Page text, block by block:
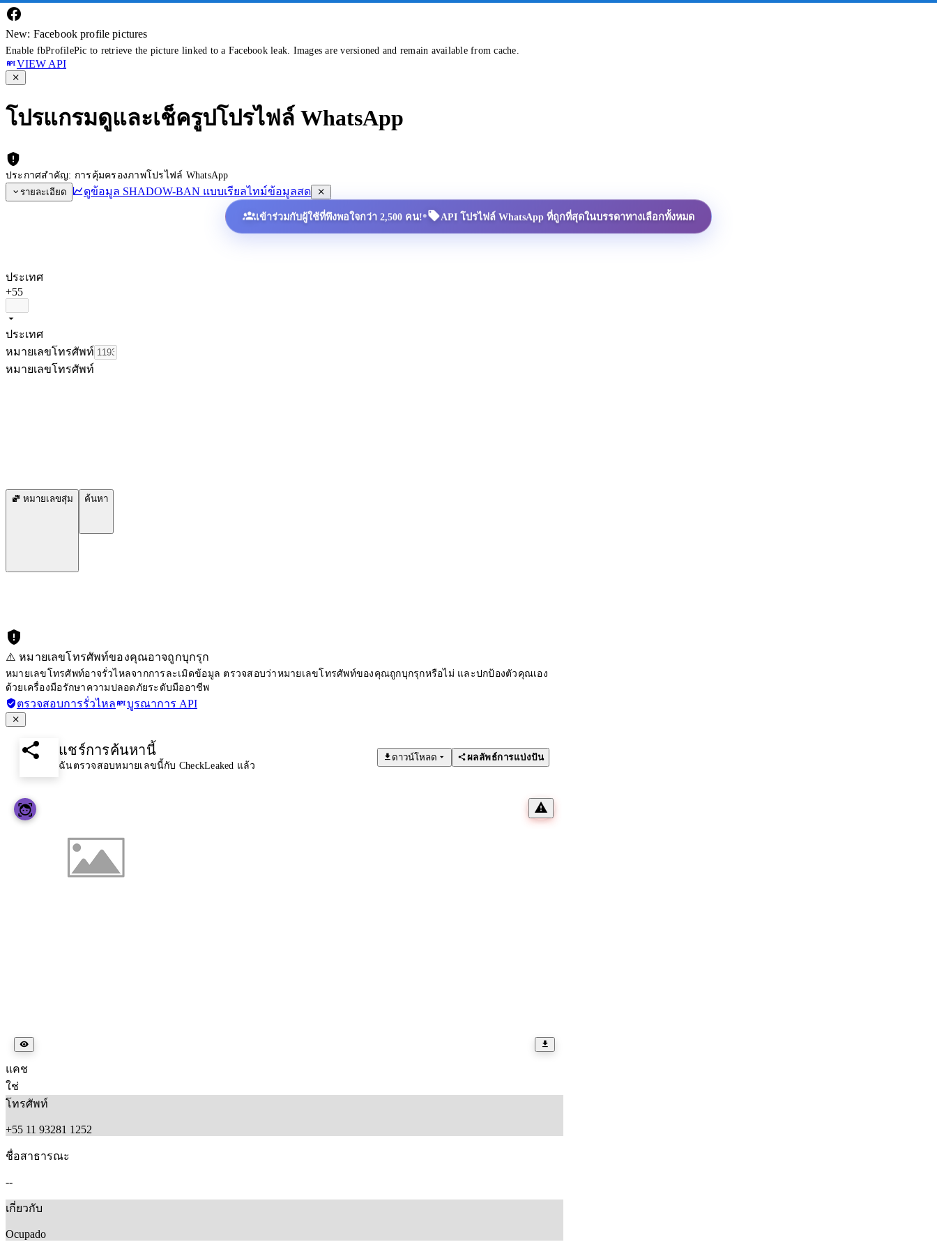
New: Facebook profile pictures
Enable fbProfilePic to retrieve the picture linked to a Facebook leak. Images are versioned and remain available from cache.
VIEW API
โปรแกรมดูและเช็ครูปโปรไฟล์ WhatsApp
ประกาศสำคัญ: การคุ้มครองภาพโปรไฟล์ WhatsApp
รายละเอียด
ดูข้อมูล SHADOW-BAN แบบเรียลไทม์ข้อมูลสด
เข้าร่วมกับผู้ใช้ที่พึงพอใจกว่า 2,500 คน!• API โปรไฟล์ WhatsApp ที่ถูกที่สุดในบรรดาทางเลือกทั้งหมด
ประเทศ
+55
ประเทศ
หมายเลขโทรศัพท์
หมายเลขโทรศัพท์
หมายเลขสุ่ม ค้นหา
⚠️ หมายเลขโทรศัพท์ของคุณอาจถูกบุกรุก
หมายเลขโทรศัพท์อาจรั่วไหลจากการละเมิดข้อมูล ตรวจสอบว่าหมายเลขโทรศัพท์ของคุณถูกบุกรุกหรือไม่ และปกป้องตัวคุณเอง
ด้วยเครื่องมือรักษาความปลอดภัยระดับมืออาชีพ
ตรวจสอบการรั่วไหล บูรณาการ API
แชร์การค้นหานี้
ฉันตรวจสอบหมายเลขนี้กับ CheckLeaked แล้ว
ดาวน์โหลด ผลลัพธ์การแบ่งปัน
แคช
ใช่
โทรศัพท์
+55 11 93281 1252
ชื่อสาธารณะ
--
เกี่ยวกับ
Ocupado